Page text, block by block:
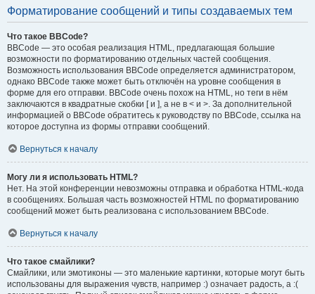
Форматирование сообщений и типы создаваемых тем
Что такое BBCode?
BBCode — это особая реализация HTML, предлагающая большие
возможности по форматированию отдельных частей сообщения.
Возможность использования BBCode определяется администратором,
однако BBCode также может быть отключён на уровне сообщения в
форме для его отправки. BBCode очень похож на HTML, но теги в нём
заключаются в квадратные скобки [ и ], а не в < и >. За дополнительной
информацией о BBCode обратитесь к руководству по BBCode, ссылка на
которое доступна из формы отправки сообщений.
Вернуться к началу
Могу ли я использовать HTML?
Нет. На этой конференции невозможны отправка и обработка HTML-кода
в сообщениях. Большая часть возможностей HTML по форматированию
сообщений может быть реализована с использованием BBCode.
Вернуться к началу
Что такое смайлики?
Смайлики, или эмотиконы — это маленькие картинки, которые могут быть
использованы для выражения чувств, например :) означает радость, а :(